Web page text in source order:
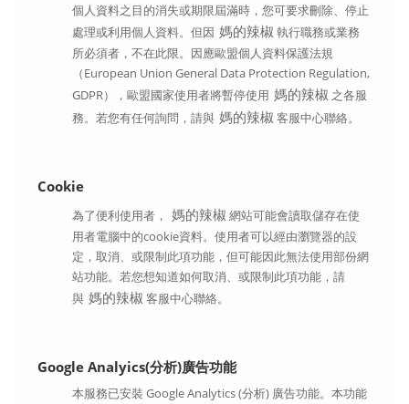
個人資料之目的消失或期限屆滿時，您可要求刪除、停止
處理或利用個人資料。但因 媽的辣椒 執行職務或業務
所必須者，不在此限。因應歐盟個人資料保護法規
（European Union General Data Protection Regulation,
GDPR），歐盟國家使用者將暫停使用 媽的辣椒 之各服
務。若您有任何詢問，請與 媽的辣椒 客服中心聯絡。
Cookie
為了便利使用者， 媽的辣椒 網站可能會讀取儲存在使
用者電腦中的cookie資料。使用者可以經由瀏覽器的設
定，取消、或限制此項功能，但可能因此無法使用部份網
站功能。若您想知道如何取消、或限制此項功能，請
與 媽的辣椒 客服中心聯絡。
Google Analyics(分析)廣告功能
本服務已安裝 Google Analytics (分析) 廣告功能。本功能